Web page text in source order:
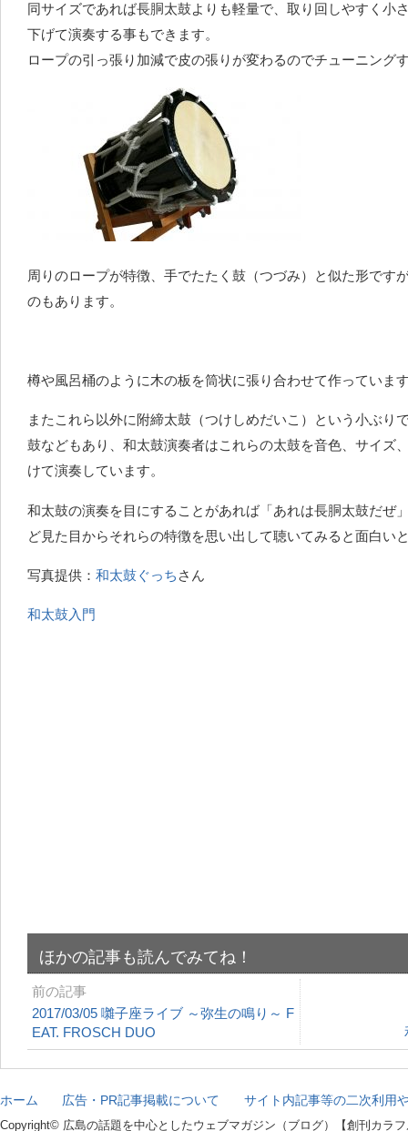
同サイズであれば長胴太鼓よりも軽量で、取り回しやすく小
下げて演奏する事もできます。
ロープの引っ張り加減で皮の張りが変わるのでチューニング
周りのロープが特徴、手でたたく鼓（つづみ）と似た形です
のもあります。
樽や風呂桶のように木の板を筒状に張り合わせて作っていま
またこれら以外に附締太鼓（つけしめだいこ）という小ぶり
鼓などもあり、和太鼓演奏者はこれらの太鼓を音色、サイズ
けて演奏しています。
和太鼓の演奏を目にすることがあれば「あれは長胴太鼓だぜ
ど見た目からそれらの特徴を思い出して聴いてみると面白い
写真提供： 和太鼓ぐっち さん
和太鼓入門
ほかの記事も読んでみてね！
前の記事
2017/03/05 囃子座ライブ ～弥生の鳴り～ F
EAT. FROSCH DUO
ホーム 広告・PR記事掲載について サイト内記事等の二次利用
Copyright© 広島の話題を中心としたウェブマガジン（ブログ）【創刊カラ